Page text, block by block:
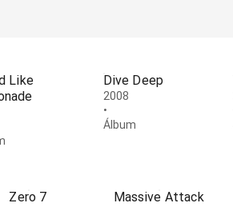
Like
Dive Deep
2008
•
Álbum
Zero 7 Massive Attack